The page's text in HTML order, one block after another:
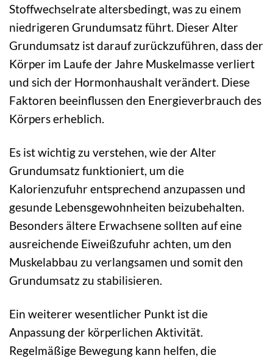
Stoffwechselrate altersbedingt, was zu einem
niedrigeren Grundumsatz führt. Dieser Alter
Grundumsatz ist darauf zurückzuführen, dass der
Körper im Laufe der Jahre Muskelmasse verliert
und sich der Hormonhaushalt verändert. Diese
Faktoren beeinflussen den Energieverbrauch des
Körpers erheblich.
Es ist wichtig zu verstehen, wie der Alter
Grundumsatz funktioniert, um die
Kalorienzufuhr entsprechend anzupassen und
gesunde Lebensgewohnheiten beizubehalten.
Besonders ältere Erwachsene sollten auf eine
ausreichende Eiweißzufuhr achten, um den
Muskelabbau zu verlangsamen und somit den
Grundumsatz zu stabilisieren.
Ein weiterer wesentlicher Punkt ist die
Anpassung der körperlichen Aktivität.
Regelmäßige Bewegung kann helfen, die